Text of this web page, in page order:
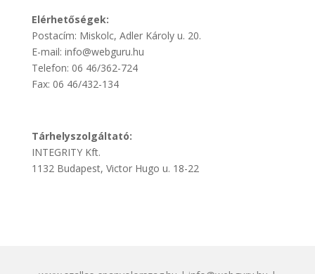
Elérhetőségek:
Postacím: Miskolc, Adler Károly u. 20.
E-mail: info@webguru.hu
Telefon: 06 46/362-724
Fax: 06 46/432-134
Tárhelyszolgáltató:
INTEGRITY Kft.
1132 Budapest, Victor Hugo u. 18-22